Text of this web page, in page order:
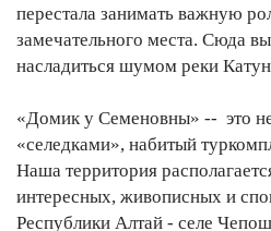
перестала занимать важную
замечательного места. Сюда
насладиться шумом реки
«Домик у Семеновны» -- это
«селедками», набитый
Наша территория
интересных, живописных и
Республики Алтай - селе